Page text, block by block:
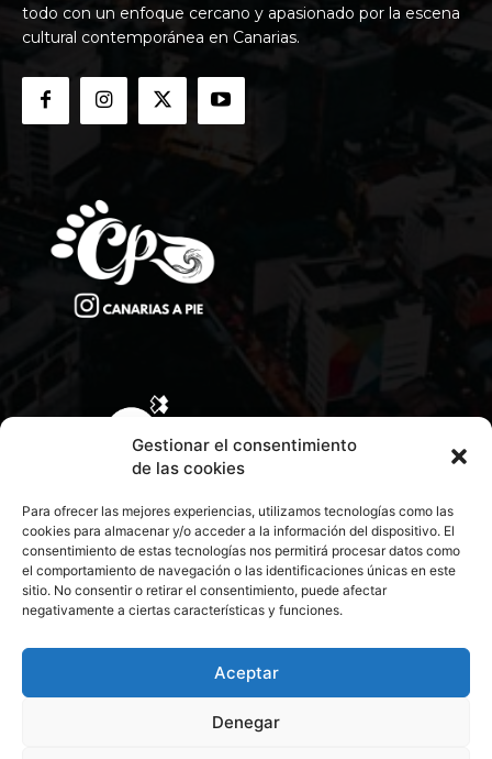
Gestionar el consentimiento
de las cookies
Para ofrecer las mejores experiencias, utilizamos tecnologías como las
cookies para almacenar y/o acceder a la información del dispositivo. El
consentimiento de estas tecnologías nos permitirá procesar datos como
el comportamiento de navegación o las identificaciones únicas en este
sitio. No consentir o retirar el consentimiento, puede afectar
negativamente a ciertas características y funciones.
Aceptar
Denegar
todo con un enfoque cercano y apasionado por la escena
cultural contemporánea en Canarias.
CONTACTA CON NOSOTROS